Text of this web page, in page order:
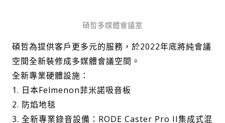
碩哲多媒體會議室
碩哲為提供客戶更多元的服務，於2022年底將純會議
空間全新裝修成多媒體會議空間。
全新專業硬體設施：
1. 日本Felmenon菲米諾吸音板
2. 防焰地毯
3. 全新專業錄音設備：RODE Caster Pro II集成式混